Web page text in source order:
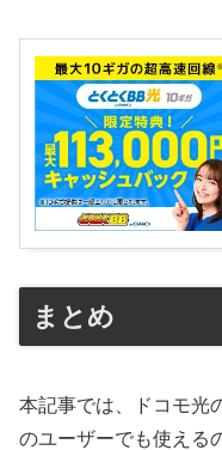
まとめ
本記事では、ドコモ光
のユーザーでも使える